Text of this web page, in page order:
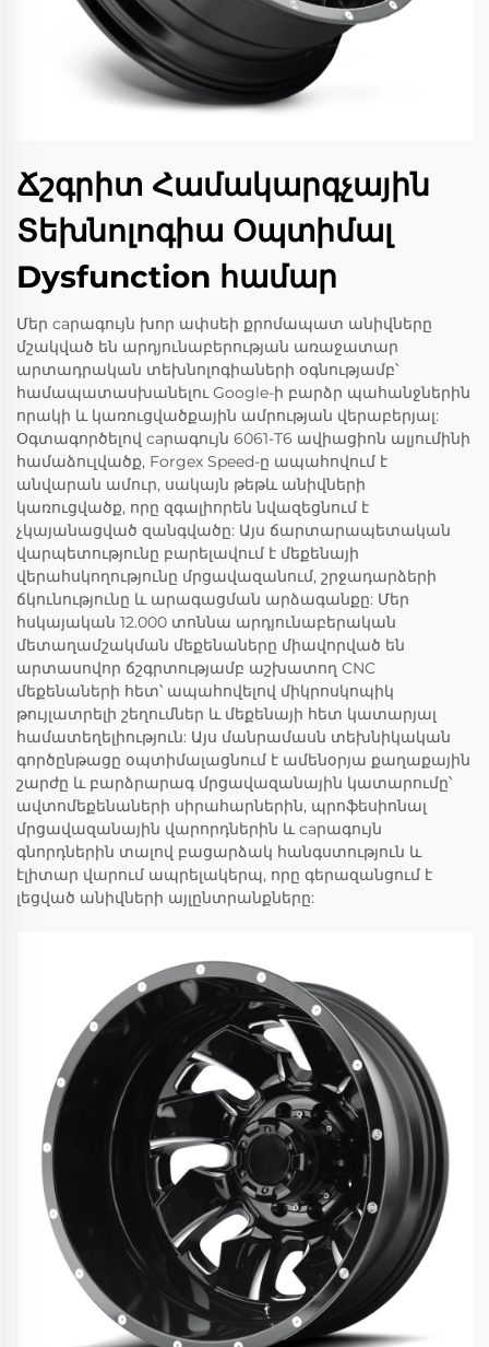
Ճշգրիտ Համակարգչային
Տեխնոլոգիա Օպտիմալ
Dysfunction համար
Մեր caրագույն խոր ափսեի քրոմապատ անիվները
մշակված են արդյունաբերության առաջատար
արտադրական տեխնոլոգիաների օգնությամբ՝
համապատասխանելու Google-ի բարձր պահանջներին
որակի և կառուցվածքային ամրության վերաբերյալ:
Օգտագործելով caրագույն 6061-T6 ավիացիոն ալյումինի
համաձուլվածք, Forgex Speed-ը ապահովում է
անվարան ամուր, սակայն թեթև անիվների
կառուցվածք, որը զգալիորեն նվազեցնում է
չկայանացված զանգվածը: Այս ճարտարապետական
վարպետությունը բարելավում է մեքենայի
վերահսկողությունը մրցավազանում, շրջադարձերի
ճկունությունը և արագացման արձագանքը: Մեր
հսկայական 12.000 տոննա արդյունաբերական
մետաղամշակման մեքենաները միավորված են
արտասովոր ճշգրտությամբ աշխատող CNC
մեքենաների հետ՝ ապահովելով միկրոսկոպիկ
թույլատրելի շեղումներ և մեքենայի հետ կատարյալ
համատեղելիություն: Այս մանրամասն տեխնիկական
գործընթացը օպտիմալացնում է ամենօրյա քաղաքային
շարժը և բարձրարագ մրցավազանային կատարումը՝
ավտոմեքենաների սիրահարներին, պրոֆեսիոնալ
մրցավազանային վարորդներին և caրագույն
գնորդներին տալով բացարձակ հանգստություն և
էլիտար վարում ապրելակերպ, որը գերազանցում է
լեցված անիվների այլընտրանքները: